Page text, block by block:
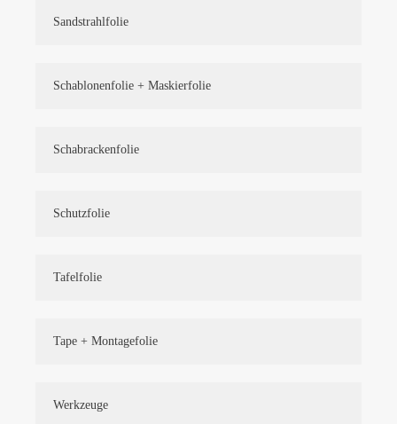
Sandstrahlfolie
Schablonenfolie + Maskierfolie
Schabrackenfolie
Schutzfolie
Tafelfolie
Tape + Montagefolie
Werkzeuge